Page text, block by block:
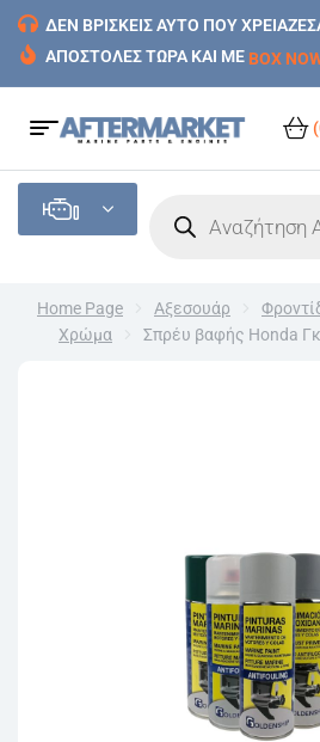
ΔΕΝ ΒΡΙΣΚΕΙΣ ΑΥΤΟ ΠΟΥ
ΑΠΟΣΤΟΛΕΣ ΤΩΡΑ ΚΑΙ ΜΕ BOX
Home Page Αξεσουάρ
Χρώμα
Σπρέυ βαφής Honda